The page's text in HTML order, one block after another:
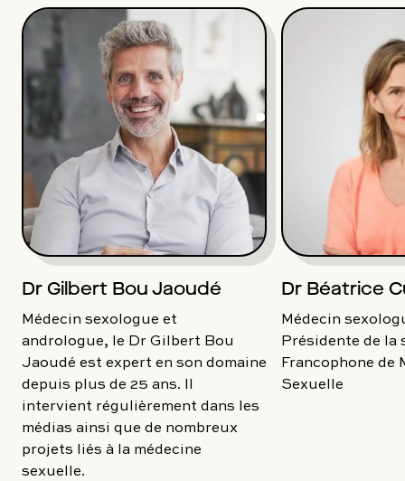
Dr Gilbert Bou Jaoudé
Médecin sexologue et
andrologue, le Dr Gilbert Bou
Jaoudé est expert en son domaine
depuis plus de 25 ans. Il
intervient régulièrement dans les
médias ainsi que de nombreux
projets liés à la médecine
sexuelle.
Dr Béatrice
Médecin
Présidente de la
Francophone de
Sexuelle